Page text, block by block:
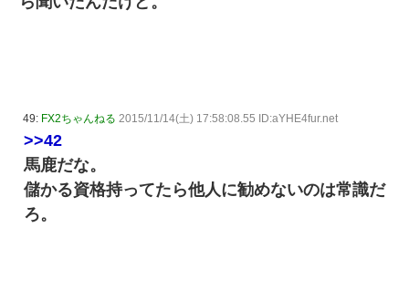
49: FX2ちゃんねる 2015/11/14(土) 17:58:08.55 ID:aYHE4fur.net
>>42
馬鹿だな。
儲かる資格持ってたら他人に勧めないのは常識だ
ろ。